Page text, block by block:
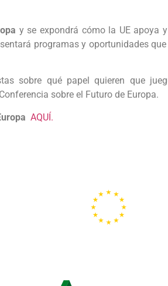
y se expondrá cómo la UE apoya
programas y oportunidades
sobre qué papel quieren que
sobre el Futuro de Europa.
AQUÍ.